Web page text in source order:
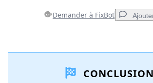
Demander à FixBot
Ajouter un commentaireCONCLUSION